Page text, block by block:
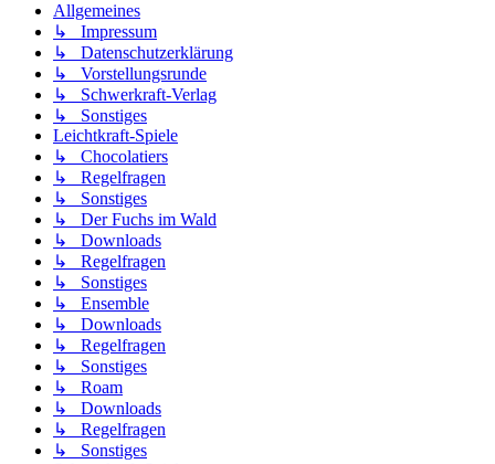
Allgemeines
↳ Impressum
↳ Datenschutzerklärung
↳ Vorstellungsrunde
↳ Schwerkraft-Verlag
↳ Sonstiges
Leichtkraft-Spiele
↳ Chocolatiers
↳ Regelfragen
↳ Sonstiges
↳ Der Fuchs im Wald
↳ Downloads
↳ Regelfragen
↳ Sonstiges
↳ Ensemble
↳ Downloads
↳ Regelfragen
↳ Sonstiges
↳ Roam
↳ Downloads
↳ Regelfragen
↳ Sonstiges